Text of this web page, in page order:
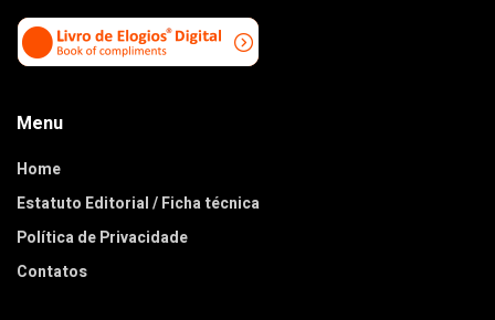
Menu
Home
Estatuto Editorial / Ficha técnica
Política de Privacidade
Contatos